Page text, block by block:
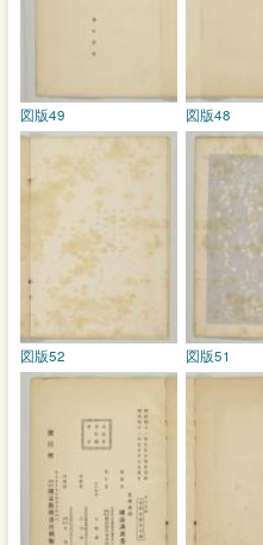
図版48
図版49
図版51
図版52